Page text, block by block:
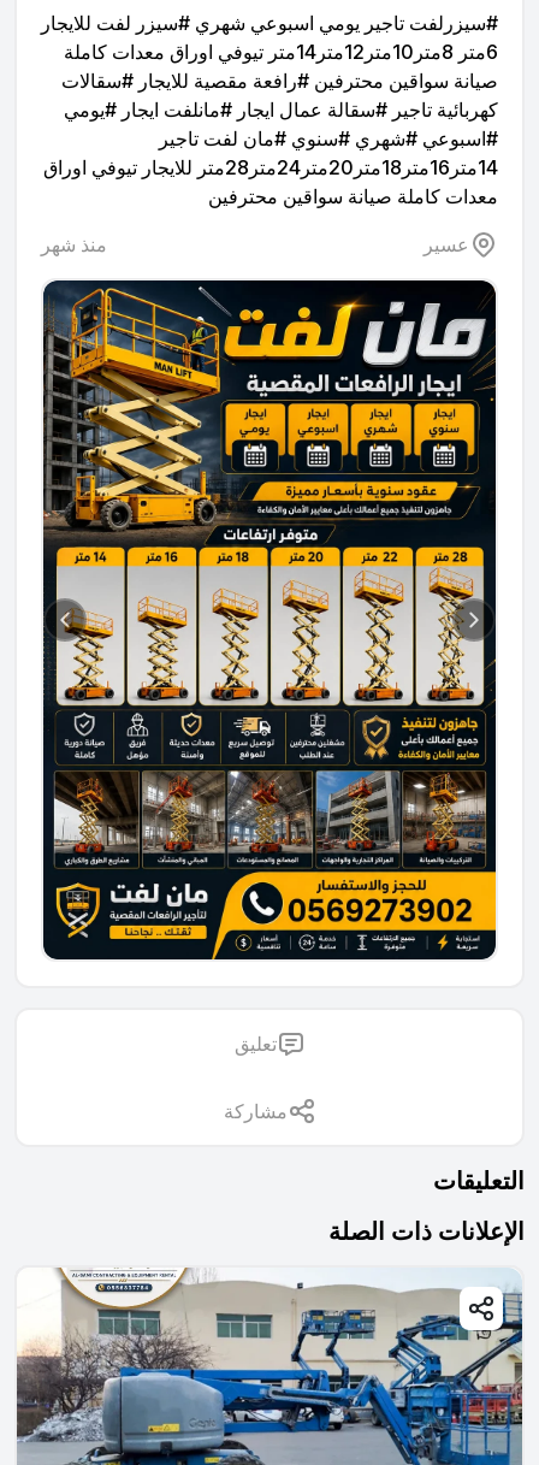
#سيزرلفت تاجير يومي اسبوعي شهري #سيزر لفت للايجار
6متر 8متر10متر12متر14متر تيوفي اوراق معدات كاملة
صيانة سواقين محترفين #رافعة مقصية للايجار #سقالات
كهربائية تاجير #سقالة عمال ايجار #مانلفت ايجار #يومي
#اسبوعي #شهري #سنوي #مان لفت تاجير
14متر16متر18متر20متر24متر28متر للايجار تيوفي اوراق
معدات كاملة صيانة سواقين محترفين
عسير
منذ شهر
تعليق
مشاركة
التعليقات
الإعلانات ذات الصلة